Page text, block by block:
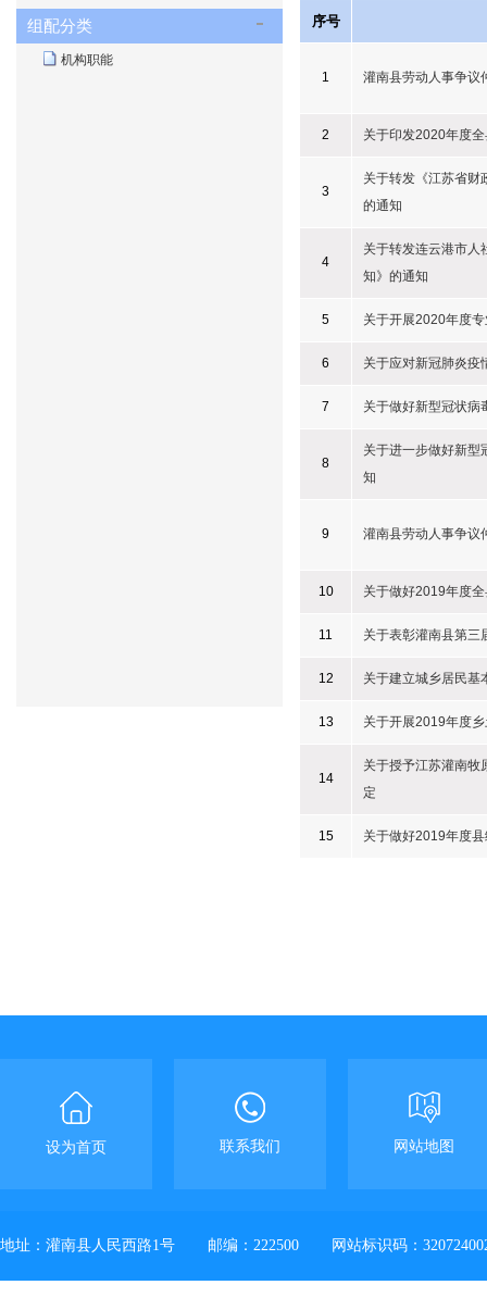
组配分类
机构职能
序号
1 灌南县劳动人事争议
2 关于印发2020年度
3
关于转发《江苏省财
的通知
4
关于转发连云港市人
知》的通知
5 关于开展2020年度
6 关于应对新冠肺炎疫
7 关于做好新型冠状病
8
关于进一步做好新型
知
9 灌南县劳动人事争议
10 关于做好2019年度
11 关于表彰灌南县第三
12 关于建立城乡居民基
13 关于开展2019年度
14
关于授予江苏灌南牧
定
15 关于做好2019年度
设为首页 联系我们 网站地图
地址：灌南县人民西路1号 邮编：222500 网站标识码：